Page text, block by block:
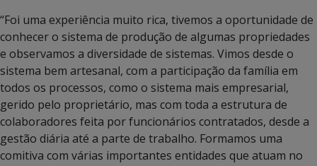
“Foi uma experiência muito rica, tivemos a oportunidade de
conhecer o sistema de produção de algumas propriedades
e observamos a diversidade de sistemas. Vimos desde o
sistema bem artesanal, com a participação da família em
todos os processos, como o sistema mais empresarial,
gerido pelo proprietário, mas com toda a estrutura de
colaboradores feita por funcionários contratados, desde a
gestão diária até a parte de trabalho. Formamos uma
comitiva com várias importantes entidades que atuam no